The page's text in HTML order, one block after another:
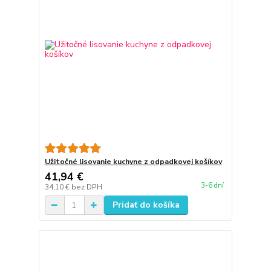
Užitočné lisovanie kuchyne z odpadkovej košíkov
41,94 €
34,10 € bez DPH 3-6 dní
Pridať do košíka